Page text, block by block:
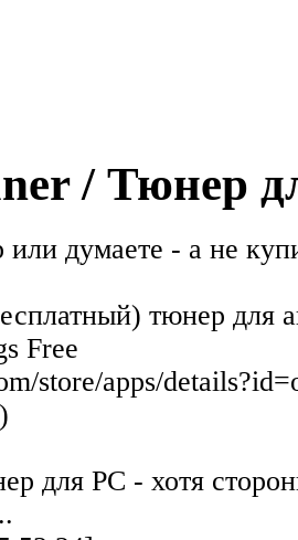
/ Тюнер
думаете - а не
тюнер для
Free
store/apps/
для РС - хотя